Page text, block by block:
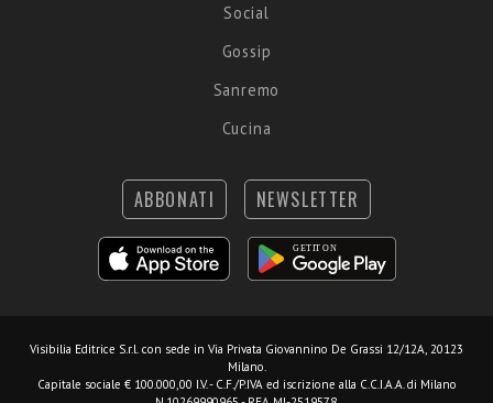
Social
Gossip
Sanremo
Cucina
ABBONATI NEWSLETTER
Visibilia Editrice S.r.l. con sede in Via Privata Giovannino De Grassi 12/12A, 20123
Milano.
Capitale sociale € 100.000,00 I.V. - C.F./P.IVA ed iscrizione alla C.C.I.A.A. di Milano